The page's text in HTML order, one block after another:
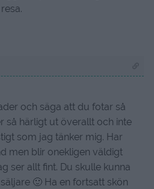
och säga att du fotar så
så härligt ut överallt och inte
som jag tänker mig. Har
men blir onekligen väldigt
ser allt fint. Du skulle kunna
🙂 Ha en fortsatt skön